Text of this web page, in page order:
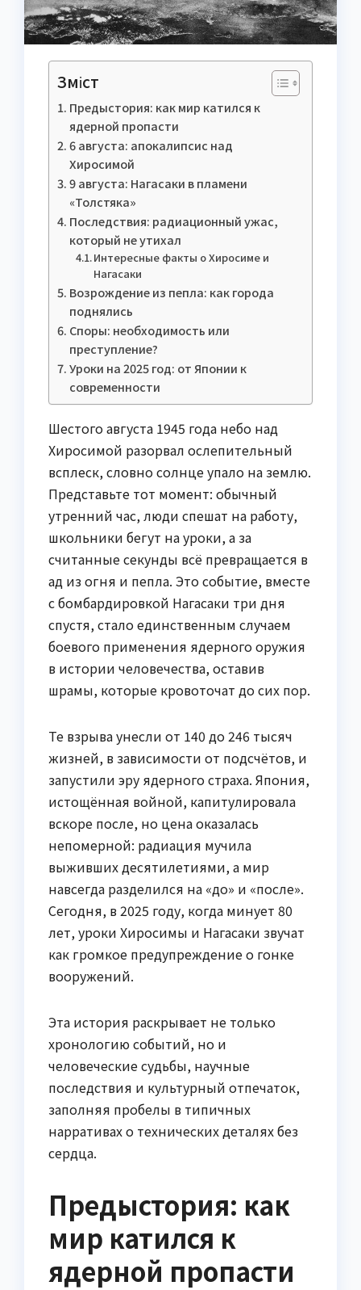
Зміст
Предыстория: как мир катился к
ядерной пропасти
6 августа: апокалипсис над
Хиросимой
9 августа: Нагасаки в пламени
«Толстяка»
Последствия: радиационный ужас,
который не утихал
Интересные факты о Хиросиме и
Нагасаки
Возрождение из пепла: как города
поднялись
Споры: необходимость или
преступление?
Уроки на 2025 год: от Японии к
современности
Шестого августа 1945 года небо над
Хиросимой разорвал ослепительный
всплеск, словно солнце упало на землю.
Представьте тот момент: обычный
утренний час, люди спешат на работу,
школьники бегут на уроки, а за
считанные секунды всё превращается в
ад из огня и пепла. Это событие, вместе
с бомбардировкой Нагасаки три дня
спустя, стало единственным случаем
боевого применения ядерного оружия
в истории человечества, оставив
шрамы, которые кровоточат до сих пор.
Те взрыва унесли от 140 до 246 тысяч
жизней, в зависимости от подсчётов, и
запустили эру ядерного страха. Япония,
истощённая войной, капитулировала
вскоре после, но цена оказалась
непомерной: радиация мучила
выживших десятилетиями, а мир
навсегда разделился на «до» и «после».
Сегодня, в 2025 году, когда минует 80
лет, уроки Хиросимы и Нагасаки звучат
как громкое предупреждение о гонке
вооружений.
Эта история раскрывает не только
хронологию событий, но и
человеческие судьбы, научные
последствия и культурный отпечаток,
заполняя пробелы в типичных
нарративах о технических деталях без
сердца.
Предыстория: как
мир катился к
ядерной пропасти